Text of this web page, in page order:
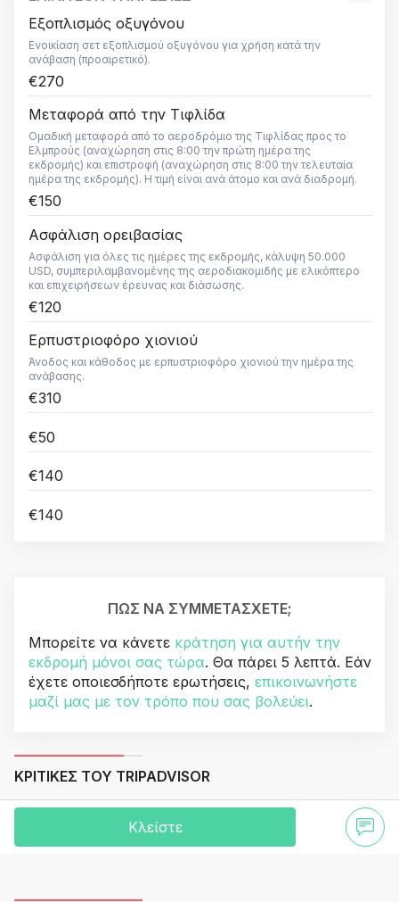
Εξοπλισμός οξυγόνου
Ενοικίαση σετ εξοπλισμού οξυγόνου για χρήση κατά την
ανάβαση (προαιρετικό).
€270
Μεταφορά από την Τιφλίδα
Ομαδική μεταφορά από το αεροδρόμιο της Τιφλίδας προς το
Ελμπρούς (αναχώρηση στις 8:00 την πρώτη ημέρα της
εκδρομής) και επιστροφή (αναχώρηση στις 8:00 την τελευταία
ημέρα της εκδρομής). Η τιμή είναι ανά άτομο και ανά διαδρομή.
€150
Ασφάλιση ορειβασίας
Ασφάλιση για όλες τις ημέρες της εκδρομής, κάλυψη 50.000
USD, συμπεριλαμβανομένης της αεροδιακομιδής με ελικόπτερο
και επιχειρήσεων έρευνας και διάσωσης.
€120
Ερπυστριοφόρο χιονιού
Άνοδος και κάθοδος με ερπυστριοφόρο χιονιού την ημέρα της
ανάβασης.
€310
€50
€140
€140
ΠΏΣ ΝΑ ΣΥΜΜΕΤΆΣΧΕΤΕ;
Μπορείτε να κάνετε κράτηση για αυτήν την
εκδρομή μόνοι σας τώρα. Θα πάρει 5 λεπτά. Εάν
έχετε οποιεσδήποτε ερωτήσεις, επικοινωνήστε
μαζί μας με τον τρόπο που σας βολεύει.
ΚΡΙΤΙΚΈΣ ΤΟΥ TRIPADVISOR
Κλείστε